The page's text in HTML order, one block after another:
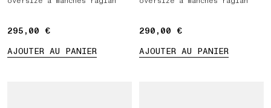
295,00 €
295,00 €
AJOUTER AU PANIER
290,00 €
290,00 €
AJOUTER AU PANIER